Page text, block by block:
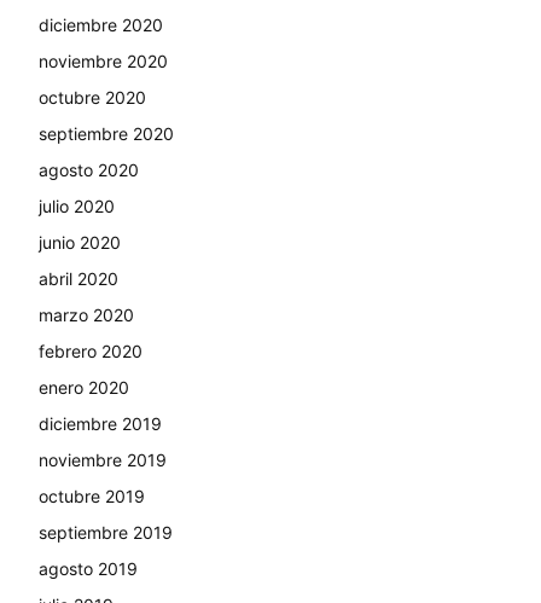
diciembre 2020
noviembre 2020
octubre 2020
septiembre 2020
agosto 2020
julio 2020
junio 2020
abril 2020
marzo 2020
febrero 2020
enero 2020
diciembre 2019
noviembre 2019
octubre 2019
septiembre 2019
agosto 2019